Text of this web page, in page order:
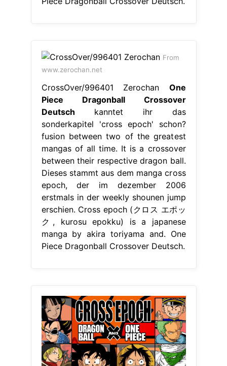
From
www.zerochan.net
CrossOver/996401 Zerochan One
Piece Dragonball Crossover
Deutsch kanntet ihr das
sonderkapitel 'cross epoch' schon?
fusion between two of the greatest
mangas of all time. It is a crossover
between their respective dragon ball.
Dieses stammt aus dem manga cross
epoch, der im dezember 2006
erstmals in der weekly shounen jump
erschien. Cross epoch (クロス エポッ
ク, kurosu epokku) is a japanese
manga by akira toriyama and. One
Piece Dragonball Crossover Deutsch.